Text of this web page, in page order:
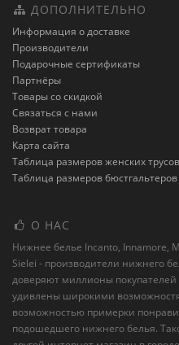
ДОПОЛНИТЕЛЬНО
Информация о доставке
Производители
Подарочные сертификаты
Партнёры
Товары со скидкой
Связаться с нами
Возврат товара
Карта сайта
Таблица размеров женских трусов
Таблица размеров бюстгальтеров
О НАС
Нижнее белье Incanto, Innamore,
Sielei - производители нижнего
доверяют миллионы
удивлены широкими
возможностью примерки
подошедшего нижнего белья.